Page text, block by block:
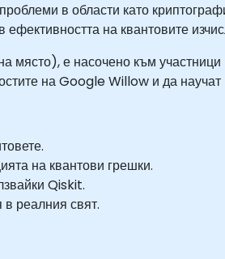
в области като
на квантовите
място), е насочено към
на Google Willow и да
на квантови грешки.
Qiskit.
реалния свят.